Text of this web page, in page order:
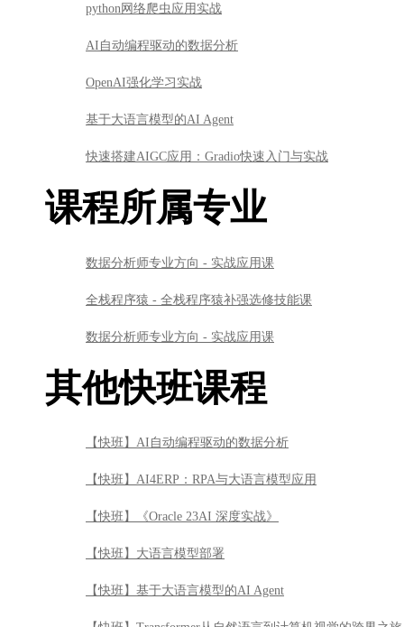
python网络爬虫应用实战
AI自动编程驱动的数据分析
OpenAI强化学习实战
基于大语言模型的AI Agent
快速搭建AIGC应用：Gradio快速入门与实战
课程所属专业
数据分析师专业方向 - 实战应用课
全栈程序猿 - 全栈程序猿补强选修技能课
数据分析师专业方向 - 实战应用课
其他快班课程
【快班】AI自动编程驱动的数据分析
【快班】AI4ERP：RPA与大语言模型应用
【快班】《Oracle 23AI 深度实战》
【快班】大语言模型部署
【快班】基于大语言模型的AI Agent